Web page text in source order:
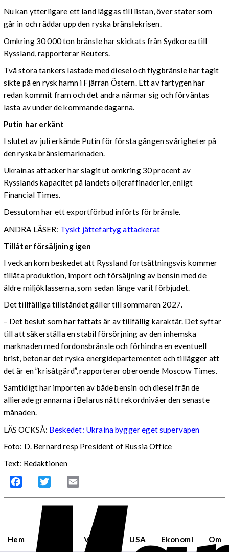
Nu kan ytterligare ett land läggas till listan, över stater som
går in och räddar upp den ryska bränslekrisen.
Omkring 30 000 ton bränsle har skickats från Sydkorea till
Ryssland, rapporterar Reuters.
Två stora tankers lastade med diesel och flygbränsle har tagit
sikte på en rysk hamn i Fjärran Östern. Ett av fartygen har
redan kommit fram och det andra närmar sig och förväntas
lasta av under de kommande dagarna.
Putin har erkänt
I slutet av juli erkände Putin för första gången svårigheter på
den ryska bränslemarknaden.
Ukrainas attacker har slagit ut omkring 30 procent av
Rysslands kapacitet på landets oljeraffinaderier, enligt
Financial Times.
Dessutom har ett exportförbud införts för bränsle.
ANDRA LÄSER: Tyskt jättefartyg attackerat
Tillåter försäljning igen
I veckan kom beskedet att Ryssland fortsättningsvis kommer
tillåta produktion, import och försäljning av bensin med de
äldre miljöklasserna, som sedan länge varit förbjudet.
Det tillfälliga tillståndet gäller till sommaren 2027.
– Det beslut som har fattats är av tillfällig karaktär. Det syftar
till att säkerställa en stabil försörjning av den inhemska
marknaden med fordonsbränsle och förhindra en eventuell
brist, betonar det ryska energidepartementet och tillägger att
det är en ”krisåtgärd”, rapporterar oberoende Moscow Times.
Samtidigt har importen av både bensin och diesel från de
allierade grannarna i Belarus nått rekordnivåer den senaste
månaden.
LÄS OCKSÅ: Beskedet: Ukraina bygger eget supervapen
Foto: D. Bernard resp President of Russia Office
Text: Redaktionen
Facebook Twitter
Hem Världen USA Ekonomi Om